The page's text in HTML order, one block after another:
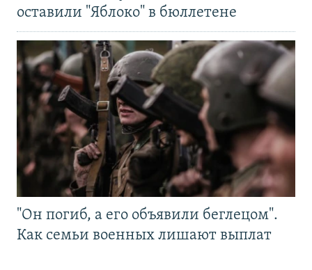
оставили "Яблоко" в бюллетене
"Он погиб, а его объявили беглецом".
Как семьи военных лишают выплат